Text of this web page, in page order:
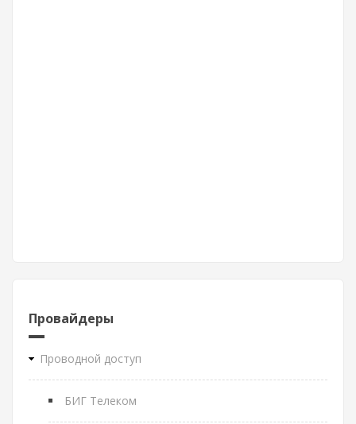
Провайдеры
Проводной доступ
БИГ Телеком